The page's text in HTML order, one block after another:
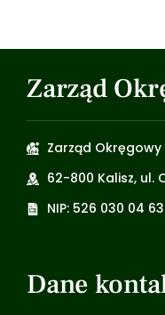
Zarząd
Zarząd Okręgowy
62-800 Kalisz, ul.
NIP: 526 030 04 63
Dane